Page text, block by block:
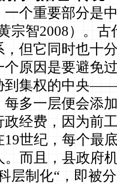
一个重要部分是
宗智2008）。古
，但它同时也十
个原因是要避免
到集权的中央
每多一层便会添
政经费，因为前
19世纪，每个最
。而且，县政府
层制化“，即被